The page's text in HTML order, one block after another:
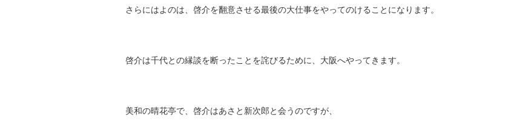
さらにはよのは、啓介を翻意させる最後の大仕事をやってのけることになります。
啓介は千代との縁談を断ったことを詫びるために、大阪へやってきます。
美和の晴花亭で、啓介はあさと新次郎と会うのですが、